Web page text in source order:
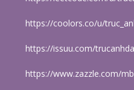
https://coolors.co/u/
https://issuu.com/
https://www.zazzle.com/